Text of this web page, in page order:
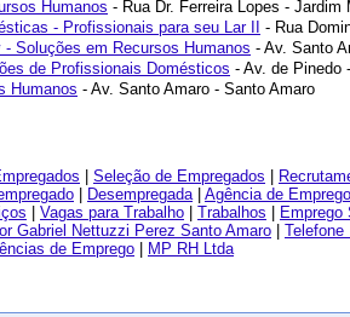
Humanos - Rua Dr. Ferreira Lopes - Jardim
- Profissionais para seu Lar II
- Rua
- Soluções em Recursos Humanos - Av. Santo
de Profissionais Domésticos - Av. de Pinedo
Humanos - Av. Santo Amaro - Santo Amaro
Seleção de Empregados
Desempregada| Agência de
Vagas para Trabalho Trabalhos
Emprego
Gabriel Nettuzzi Perez Santo Amaro
Telefone
de Emprego
MP RH Ltda